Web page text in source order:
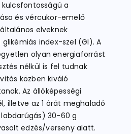
a
és vércukor-emelő
elveknek
index-szel (GI). A
olyan energiaforrást
nélkül is fel tudnak
közben kiváló
Az állóképességi
illetve az 1 órát meghaladó
30-60 g
edzés/verseny alatt.